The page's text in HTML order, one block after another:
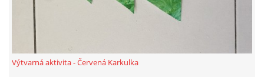
KALENDÁŘ PRO DĚTI
STÁTNÍ SVÁTKY
Výtvarná aktivita - Červená Karkulka